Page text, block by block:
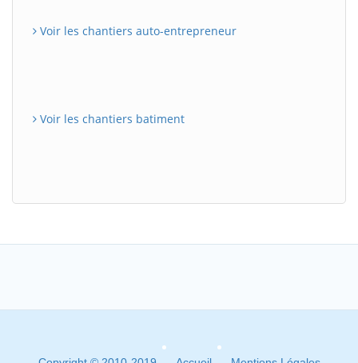
Voir les chantiers auto-entrepreneur
Voir les chantiers batiment